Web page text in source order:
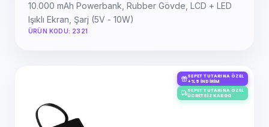
10.000 mAh Powerbank, Rubber Gövde, LCD + LED
Işıklı Ekran, Şarj (5V - 10W)
ÜRÜN KODU: 2321
SEPET TUTARINA ÖZEL
+%5 İNDIRIM
SEPET TUTARINA ÖZEL
ÜCRETSIZ KARGO